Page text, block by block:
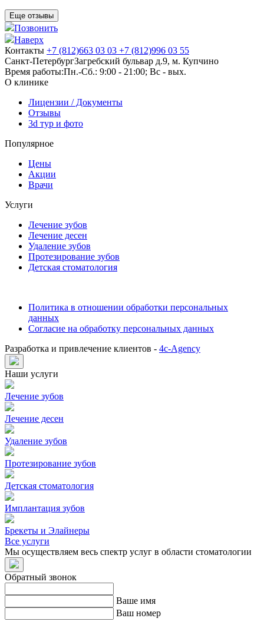
Еще отзывы
Позвонить
Наверх
Контакты +7 (812)663 03 03 +7 (812)996 03 55
Санкт-ПетербургЗагребский бульвар д.9, м. Купчино
Время работы:Пн.-Сб.: 9:00 - 21:00; Вс - вых.
О клинике
Лицензии / Документы
Отзывы
3d тур и фото
Популярное
Цены
Акции
Врачи
Услуги
Лечение зубов
Лечение десен
Удаление зубов
Протезирование зубов
Детская стоматология
Политика в отношении обработки персональных
данных
Согласие на обработку персональных данных
Разработка и привлечение клиентов - 4c-Agency
Наши услуги
Лечение зубов
Лечение десен
Удаление зубов
Протезирование зубов
Детская стоматология
Имплантация зубов
Брекеты и Элайнеры
Все услуги
Мы осуществляем весь спектр услуг в области стоматологии
Обратный звонок
Ваше имя
Ваш номер